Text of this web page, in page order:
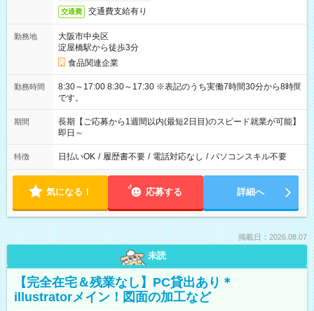
交通費 交通費支給有り
勤務地
大阪市中央区
淀屋橋駅から徒歩3分
食品関連企業
勤務時間
8:30～17:00 8:30～17:30 ※表記のうち実働7時間30分から8時間
です。
期間
長期【ご応募から1週間以内(最短2日目)のスピード就業が可能】
即日～
特徴 日払いOK / 履歴書不要 / 電話対応なし / パソコンスキル不要
気になる！ 応募する 詳細へ
掲載日：2026.08.07
未読
【完全在宅＆残業なし】PC貸出あり＊
illustratorメイン！図面の加工など